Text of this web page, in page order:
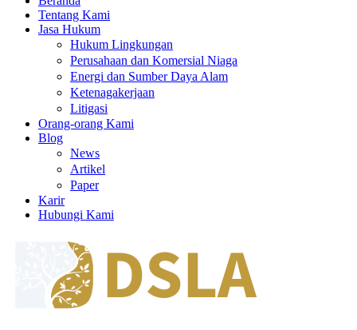
Tentang Kami
Jasa Hukum
Hukum Lingkungan
Perusahaan dan Komersial Niaga
Energi dan Sumber Daya Alam
Ketenagakerjaan
Litigasi
Orang-orang Kami
Blog
News
Artikel
Paper
Karir
Hubungi Kami